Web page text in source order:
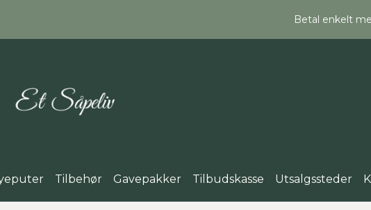
Betal enkelt
Tilbehør Gavepakker Tilbudskasse Utsalgssteder